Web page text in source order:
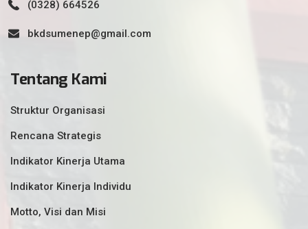
(0328) 664526
bkdsumenep@gmail.com
Tentang Kami
Struktur Organisasi
Rencana Strategis
Indikator Kinerja Utama
Indikator Kinerja Individu
Motto, Visi dan Misi